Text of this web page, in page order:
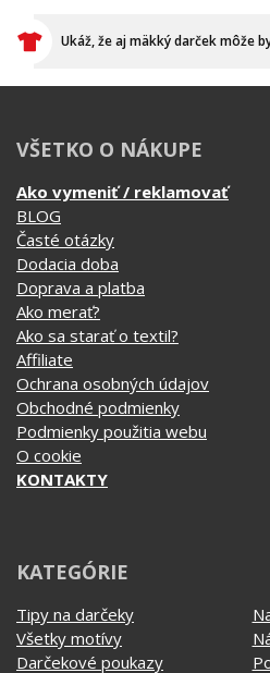
Ukáž, že aj mäkký darček môže
VŠETKO O NÁKUPE
Ako vymeniť / reklamovať
BLOG
Časté otázky
Dodacia doba
Doprava a platba
Ako merať?
Ako sa starať o textil?
Affiliate
Ochrana osobných údajov
Obchodné podmienky
Podmienky použitia webu
O cookie
KONTAKTY
KATEGÓRIE
Tipy na darčeky
Všetky motívy
Darčekové poukazy